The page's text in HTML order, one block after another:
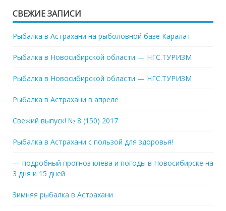
СВЕЖИЕ ЗАПИСИ
Рыбалка в Астрахани на рыболовной базе Каралат
Рыбалка в Новосибирской области — НГС.ТУРИЗМ
Рыбалка в Новосибирской области — НГС.ТУРИЗМ
Рыбалка в Астрахани в апреле
Свежий выпуск! № 8 (150) 2017
Рыбалка в Астрахани с пользой для здоровья!
— подробный прогноз клёва и погоды в Новосибирске на
3 дня и 15 дней
Зимняя рыбалка в Астрахани